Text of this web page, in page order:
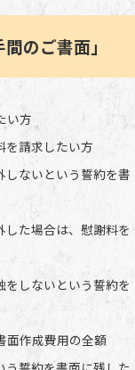
のご書面」
い方
を請求したい方
しないという誓約を書
した場合は、慰謝料を
をしないという誓約を
面作成費用の全額